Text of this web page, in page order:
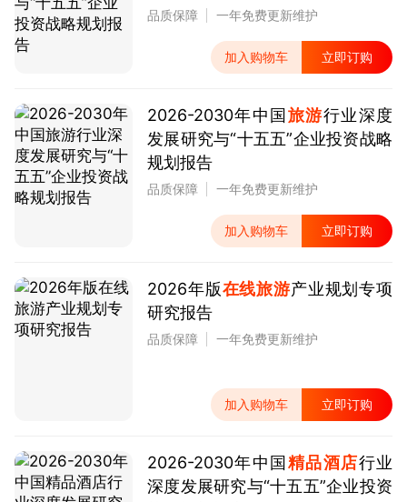
品质保障 一年免费更新维护
加入购物车 立即订购
2026-2030年中国 旅游行业深度
发展研究与“十五五”企业投资战略
规划报告
品质保障 一年免费更新维护
加入购物车 立即订购
2026年版在线旅游产业规划专项
研究报告
品质保障 一年免费更新维护
加入购物车 立即订购
2026-2030年中国 精品酒店行业
深度发展研究与“十五五”企业投资